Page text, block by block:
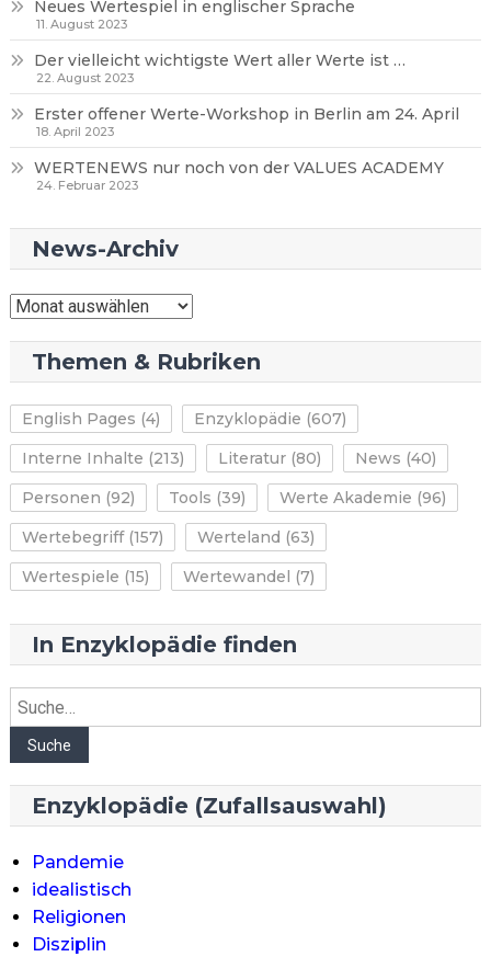
Neues Wertespiel in englischer Sprache
11. August 2023
Der vielleicht wichtigste Wert aller Werte ist …
22. August 2023
Erster offener Werte-Workshop in Berlin am 24. April
18. April 2023
WERTENEWS nur noch von der VALUES ACADEMY
24. Februar 2023
News-Archiv
News-
Themen & Rubriken
English Pages (4) Enzyklopädie (607)
Interne Inhalte (213) Literatur(80) News (40)
Personen (92) Tools (39) Werte Akademie (96)
Wertebegriff(157) Werteland (63)
Wertespiele (15) Wertewandel (7)
In Enzyklopädie finden
Suche
Suche
Enzyklopädie (Zufallsauswahl)
Pandemie
idealistisch
Religionen
Disziplin